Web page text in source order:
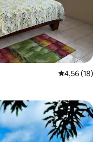
Note
4,56 (18)